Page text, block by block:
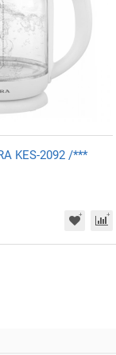
KES-2092 /***